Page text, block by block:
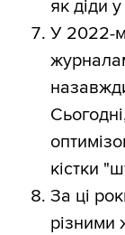
як діди у
У 2022-
кістки
За ці
різними